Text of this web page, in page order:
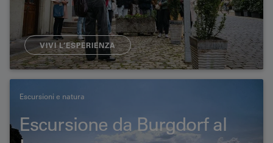
VIVI L’ESPERIENZA​
Escursioni e natura
Escursione da Burgdorf al